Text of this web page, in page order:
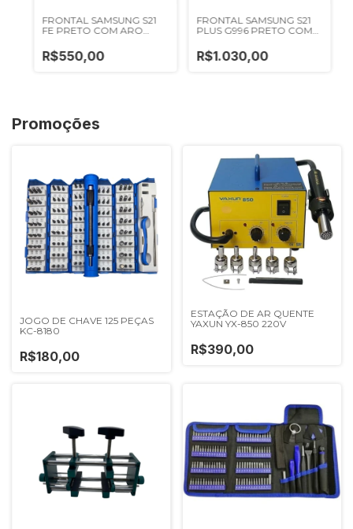
FRONTAL SAMSUNG S21
FE PRETO COM ARO
R$550,00
FRONTAL SAMSUNG S21
PLUS G996 PRETO COM
R$1.030,00
Promoções
JOGO DE CHAVE 125 PEÇAS
KC-8180
R$180,00
ESTAÇÃO DE AR QUENTE
YAXUN YX-850 220V
R$390,00